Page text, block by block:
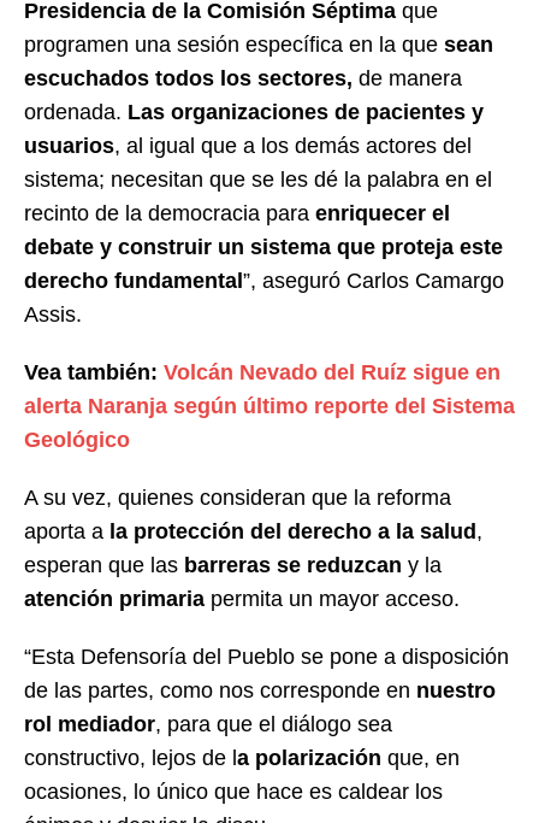
Presidencia de la Comisión Séptima que
programen una sesión específica en la que sean
escuchados todos los sectores, de manera
ordenada. Las organizaciones de pacientes y
usuarios, al igual que a los demás actores del
sistema; necesitan que se les dé la palabra en el
recinto de la democracia para enriquecer el
debate y construir un sistema que proteja este
derecho fundamental ”, aseguró Carlos Camargo
Assis.
Vea también: Volcán Nevado del Ruíz sigue en
alerta Naranja según último reporte del Sistema
Geológico
A su vez, quienes consideran que la reforma
aporta a la protección del derecho a la salud ,
esperan que las barreras se reduzcan y la
atención primaria permita un mayor acceso.
“Esta Defensoría del Pueblo se pone a disposición
de las partes, como nos corresponde en nuestro
rol mediador, para que el diálogo sea
constructivo, lejos de l a polarización que, en
ocasiones, lo único que hace es caldear los